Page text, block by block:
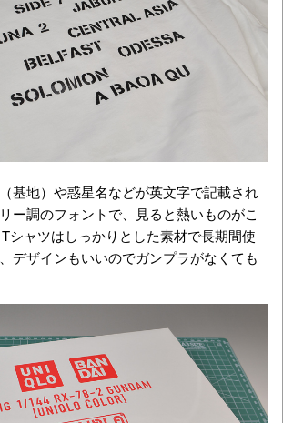
基地）や惑星名などが英文字で記載され
ー調のフォントで、見ると熱いものがこ
シャツはしっかりとした素材で長期間使
デザインもいいのでガンプラがなくても